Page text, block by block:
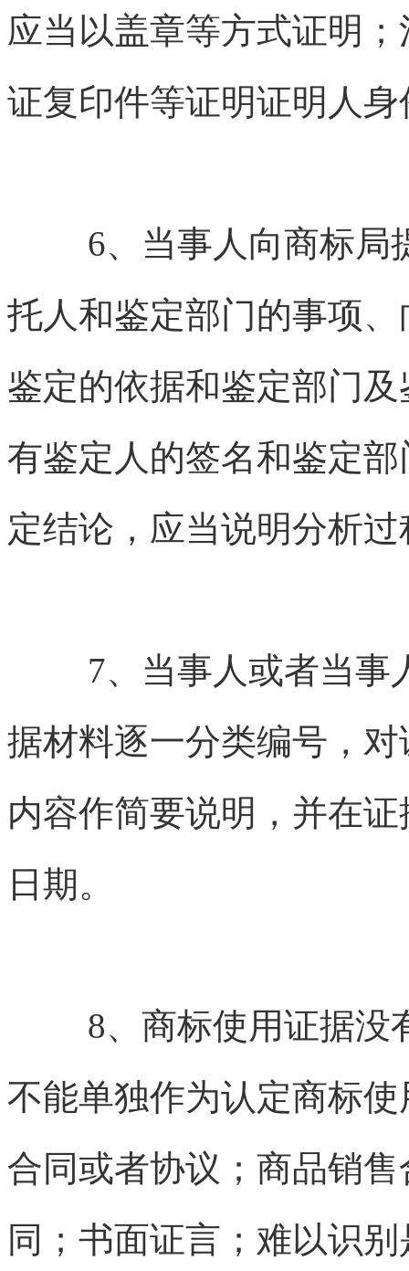
应当以盖章等方式证明
证复印件等证明证明人
6、当事人向商标局
托人和鉴定部门的事项
鉴定的依据和鉴定部门
有鉴定人的签名和鉴定
定结论，应当说明分析过
7、当事人或者当事
据材料逐一分类编号，
内容作简要说明，并在
日期。
8、商标使用证据没
不能单独作为认定商标
合同或者协议；商品销
同；书面证言；难以识